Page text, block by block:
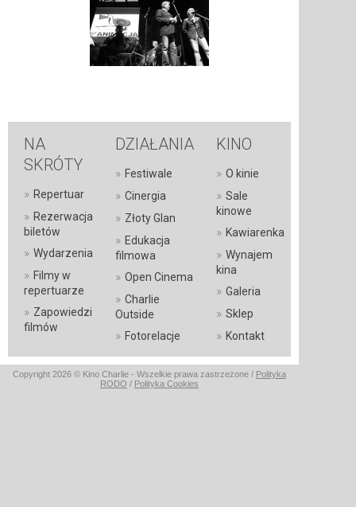
NA
SKRÓTY
» Repertuar
» Rezerwacja
biletów
» Wydarzenia
» Filmy w
repertuarze
» Zapowiedzi
filmów
DZIAŁANIA
» Festiwale
» Cinergia
» Złoty Glan
» Edukacja
filmowa
» Open Cinema
» Charlie
Outside
» Fotorelacje
KINO
» O kinie
» Sale
kinowe
» Kawiarenka
» Wynajem
kina
» Galeria
» Sklep
» Kontakt
Copyright 2026 © Kino Charlie - Wszelkie prawa zastrzeżone / Polityka
RODO / Polityka Cookies